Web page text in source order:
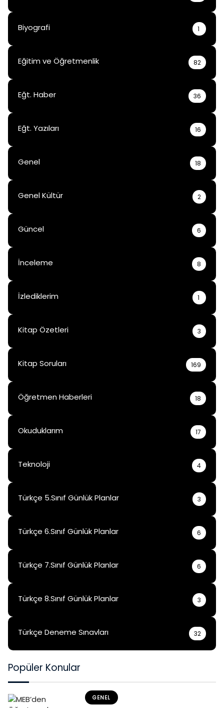
Biyografi 1
Eğitim ve Öğretmenlik 82
Eğt. Haber 36
Eğt. Yazıları 16
Genel 18
Genel Kültür 2
Güncel 6
İnceleme 8
İzlediklerim 1
Kitap Özetleri 3
Kitap Soruları 169
Öğretmen Haberleri 18
Okuduklarım 17
Teknoloji 4
Türkçe 5.Sınıf Günlük Planlar 3
Türkçe 6.Sınıf Günlük Planlar 6
Türkçe 7.Sınıf Günlük Planlar 6
Türkçe 8.Sınıf Günlük Planlar 3
Türkçe Deneme Sınavları 32
Popüler Konular
GENEL